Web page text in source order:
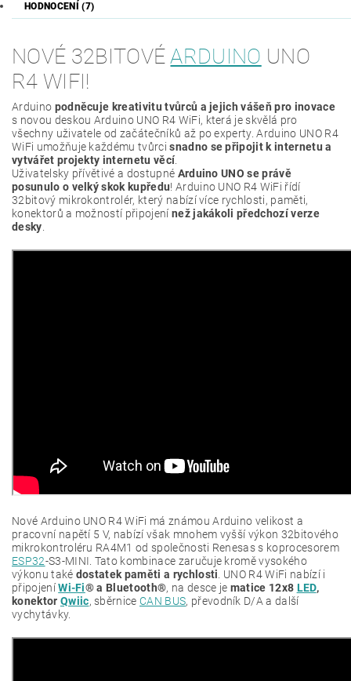
HODNOCENÍ (7)
NOVÉ 32BITOVÉARDUINO UNO
R4 WIFI!
Arduino podněcuje kreativitu tvůrců a jejich vášeň pro inovace
s novou deskou Arduino UNO R4 WiFi, která je skvělá pro
všechny uživatele od začátečníků až po experty. Arduino UNO R4
WiFi umožňuje každému tvůrcisnadno se připojit k internetu a
vytvářet projekty internetu věcí.
Uživatelsky přívětivé a dostupné Arduino UNO se právě
posunulo o velký skok kupředu! Arduino UNO R4 WiFi řídí
32bitový mikrokontrolér, který nabízí více rychlosti, paměti,
konektorů a možností připojení než jakákoli předchozí verze
desky.
Nové Arduino UNO R4 WiFi má známou Arduino velikost a
pracovní napětí 5 V, nabízí však mnohem vyšší výkon 32bitového
mikrokontroléru RA4M1 od společnosti Renesas s koprocesorem
ESP32-S3-MINI. Tato kombinace zaručuje kromě vysokého
výkonu také dostatek paměti a rychlosti. UNO R4 WiFi nabízí i
připojeníWi-Fi® a Bluetooth®, na desce je matice 12x8 LED,
konektor Qwiic, sběrnice CAN BUS, převodník D/A a další
vychytávky.